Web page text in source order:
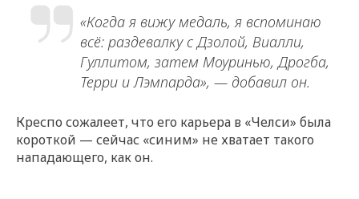
«Когда я вижу медаль, я вспоминаю
всё: раздевалку с Дзолой, Виалли,
Гуллитом, затем Моуринью, Дрогба,
Терри и Лэмпарда», — добавил он.
Креспо сожалеет, что его карьера в «Челси» была
короткой — сейчас «синим» не хватает такого
нападающего, как он.